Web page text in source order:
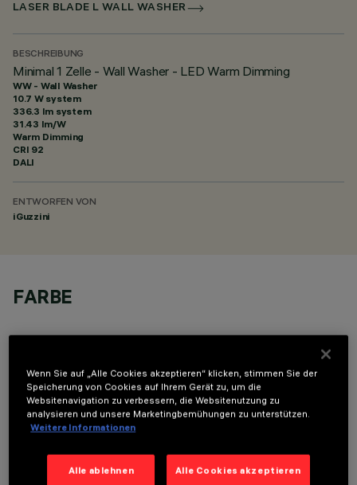
LASER BLADE L WALL WASHER
BESCHREIBUNG
Minimal 1 Zelle - Wall Washer - LED Warm Dimming
WW - Wall Washer
10.7 W system
336.3 lm system
31.43 lm/W
Warm Dimming
CRI 92
DALI
ENTWORFEN VON
iGuzzini
FARBE
ERFORDERLICHES ZUBEHÖR
Wenn Sie auf „Alle Cookies akzeptieren“ klicken, stimmen Sie der
Speicherung von Cookies auf Ihrem Gerät zu, um die
Websitenavigation zu verbessern, die Websitenutzung zu
analysieren und unsere Marketingbemühungen zu unterstützen.
Weitere Informationen
Alle ablehnen Alle Cookies akzeptieren